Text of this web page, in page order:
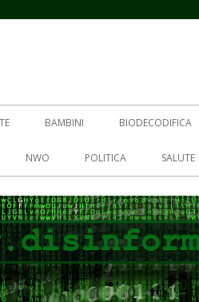
BAMBINI BIODECODIFICA
NWO POLITICA SALUTE